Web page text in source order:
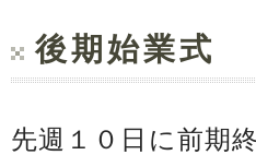
後期始業式
先週１０日に前期